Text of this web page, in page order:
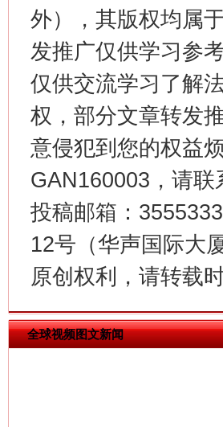
外），其版权均属
发推广仅供学习参
仅供交流学习了解
权，部分文章转发
意侵犯到您的权益
GAN160003，请
投稿邮箱：
12号（华声国际大
原创权利，请转载
全球视频图文新闻
“刷贴”乱象丛生
揭批美国五大"原罪"